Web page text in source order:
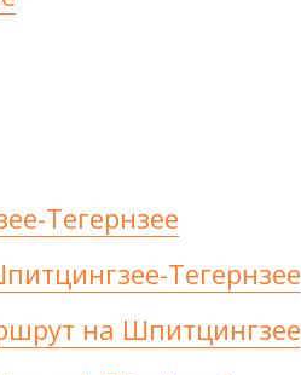
Тегернзее
Тегернзее
на Шпитцингзее